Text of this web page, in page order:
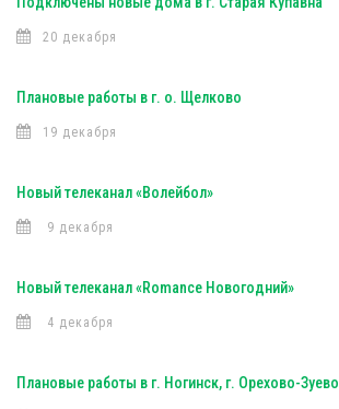
20 декабря
Плановые работы в г. о. Щелково
19 декабря
Новый телеканал «Волейбол»
9 декабря
Новый телеканал «Romance Новогодний»
4 декабря
Плановые работы в г. Ногинск, г. Орехово-Зуево